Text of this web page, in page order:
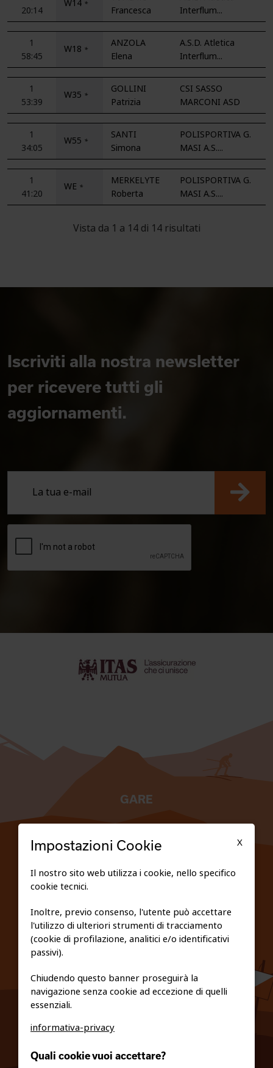
20:14
W14 *
Francesca
Interflum...
1
58:45
W18 *
ANZOLA
Elena
A.S.D. Atletica
Interflum...
1
53:39
W35 *
GOLLINI
Patrizia
CSI SASSO
MARCONI ASD
1
34:05
W55 *
SANTI
Simona
POLISPORTIVA G.
MASI A.S....
1
41:20
WE *
MERKELYTE
Roberta
POLISPORTIVA G.
MASI A.S....
Vista da 1 a 14 di 14 risultati
Iscriviti alla nostra newsletter
per ricevere tutti gli
aggiornamenti.
GARE
PRIVACY E COOKIE POLICY
info@fiso.it|fiso@pec-mail.eu
X
Impostazioni Cookie
Il nostro sito web utilizza i cookie, nello specifico
cookie tecnici.
Inoltre, previo consenso, l'utente può accettare
l'utilizzo di ulteriori strumenti di tracciamento
(cookie di profilazione, analitici e/o identificativi
passivi).
Chiudendo questo banner proseguirà la
navigazione senza cookie ad eccezione di quelli
essenziali.
informativa-privacy
Quali cookie vuoi accettare?